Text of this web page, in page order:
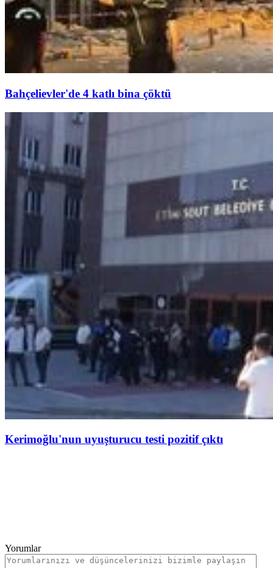
Bahçelievler'de 4 katlı bina çöktü
Kerimoğlu'nun uyuşturucu testi pozitif çıktı
Yorumlar